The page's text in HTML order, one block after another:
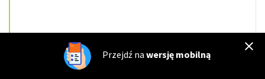
Nowość
Wkładka bębenkowa Yale Y600 50/50 satyna, 5 kluczy, klasa 6.D
Przejdź na wersję mobilną